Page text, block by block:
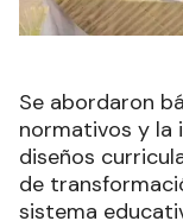
Se abordaron
normativos y la
diseños
de
sistema